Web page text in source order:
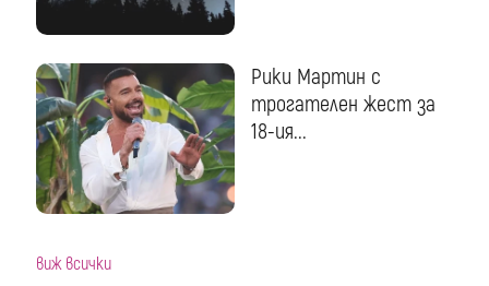
Рики Мартин с
трогателен жест за
18-ия...
виж всички